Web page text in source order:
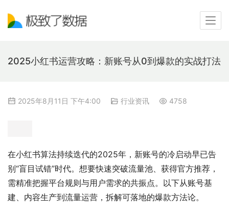
2025小红书运营攻略：新账号从0到爆款的实战打法
2025年8月11日 下午4:00 行业资讯 4758
在小红书算法持续迭代的2025年，新账号的冷启动早已告
别“盲目试错”时代。想要快速突破流量池、获得官方推荐，
需精准把握平台规则与用户需求的共振点。以下从账号基
建、内容生产到流量运营，拆解可落地的爆款方法论。